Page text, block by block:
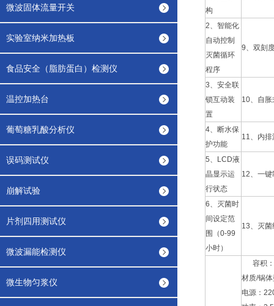
微波固体流量开关
实验室纳米加热板
食品安全（脂肪蛋白）检测仪
温控加热台
葡萄糖乳酸分析仪
误码测试仪
崩解试验
片剂四用测试仪
微波漏能检测仪
微生物匀浆仪
构
2、智能化
自动控制
灭菌循环
程序
9、双刻
3、安全联
锁互动装
置
10、自胀
4、断水保
护功能
11、内
5、LCD液
晶显示运
行状态
12、一
6、灭菌时
间设定范
围（0-99
小时）
13、灭
容积
材质/锅
电源：